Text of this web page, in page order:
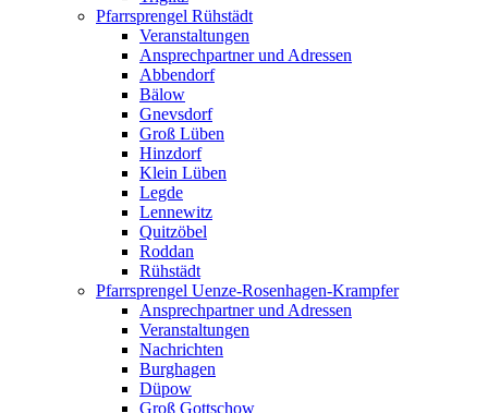
Pfarrsprengel Rühstädt
Veranstaltungen
Ansprechpartner und Adressen
Abbendorf
Bälow
Gnevsdorf
Groß Lüben
Hinzdorf
Klein Lüben
Legde
Lennewitz
Quitzöbel
Roddan
Rühstädt
Pfarrsprengel Uenze-Rosenhagen-Krampfer
Ansprechpartner und Adressen
Veranstaltungen
Nachrichten
Burghagen
Düpow
Groß Gottschow